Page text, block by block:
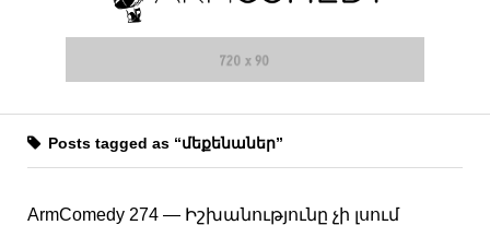
Posts tagged as “մեքենաներ”
ArmComedy 274 — Իշխանությունը չի լսում